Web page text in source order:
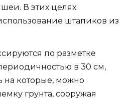
В этих целях
штапиков из
по разметке
в 30 см,
на которые, можно
грунта, сооружая